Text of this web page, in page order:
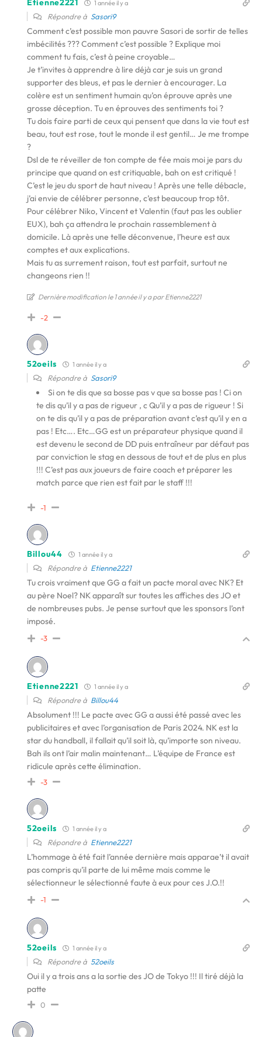
Etienne2221 1 année il y a
Répondre à Sasori9
Comment c’est possible mon pauvre Sasori de sortir de telles
imbécilités ??? Comment c’est possible ? Explique moi
comment tu fais, c’est à peine croyable…
Je t’invites à apprendre à lire déjà car je suis un grand
supporter des bleus, et pas le dernier à encourager. La
colère est un sentiment humain qu’on éprouve après une
grosse déception. Tu en éprouves des sentiments toi ?
Tu dois faire parti de ceux qui pensent que dans la vie tout est
beau, tout est rose, tout le monde il est gentil… Je me trompe
?
Dsl de te réveiller de ton compte de fée mais moi je pars du
principe que quand on est critiquable, bah on est critiqué !
C’est le jeu du sport de haut niveau ! Après une telle débacle,
j’ai envie de célébrer personne, c’est beaucoup trop tôt.
Pour célébrer Niko, Vincent et Valentin (faut pas les oublier
EUX), bah ça attendra le prochain rassemblement à
domicile. Là après une telle déconvenue, l’heure est aux
comptes et aux explications.
Mais tu as surrement raison, tout est parfait, surtout ne
changeons rien !!
Dernière modification le 1 année il y a par Etienne2221
-2
52oeils 1 année il y a
Répondre à Sasori9
Si on te dis que sa bosse pas v que sa bosse pas ! Ci on
te dis qu’il y a pas de rigueur , c Qu’il y a pas de rigueur ! Si
on te dis qu’il y a pas de préparation avant c’est qu’il y en a
pas ! Etc…. Etc…GG est un préparateur physique quand il
est devenu le second de DD puis entraîneur par défaut pas
par conviction le stag en dessous de tout et de plus en plus
!!! C’est pas aux joueurs de faire coach et préparer les
match parce que rien est fait par le staff !!!
-1
Billou44 1 année il y a
Répondre à Etienne2221
Tu crois vraiment que GG a fait un pacte moral avec NK? Et
au père Noel? NK apparaît sur toutes les affiches des JO et
de nombreuses pubs. Je pense surtout que les sponsors l’ont
imposé.
-3
Etienne2221 1 année il y a
Répondre à Billou44
Absolument !!! Le pacte avec GG a aussi été passé avec les
publicitaires et avec l’organisation de Paris 2024. NK est la
star du handball, il fallait qu’il soit là, qu’importe son niveau.
Bah ils ont l’air malin maintenant… L’équipe de France est
ridicule après cette élimination.
-3
52oeils 1 année il y a
Répondre à Etienne2221
L’hommage à été fait l’année dernière mais apparae’t il avait
pas compris qu’il parte de lui même mais comme le
sélectionneur le sélectionné faute à eux pour ces J.O.!!
-1
52oeils 1 année il y a
Répondre à 52oeils
Oui il y a trois ans a la sortie des JO de Tokyo !!! Il tiré déjà la
patte
0